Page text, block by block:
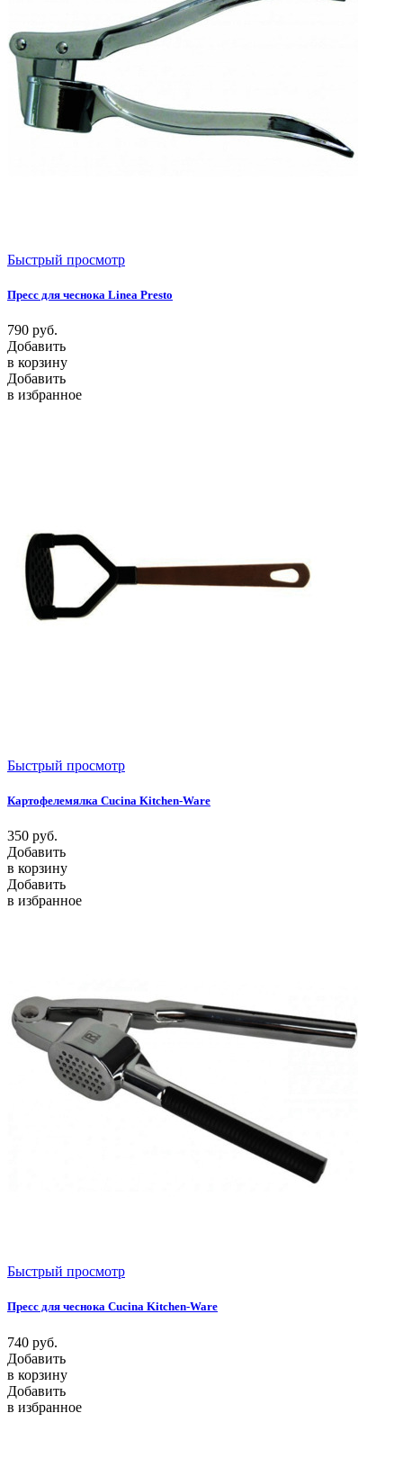
Быстрый просмотр
Пресс для чеснока Linea Presto
790 руб.
Добавить
в корзину
Добавить
в избранное
Быстрый просмотр
Картофелемялка Cucina Kitchen-Ware
350 руб.
Добавить
в корзину
Добавить
в избранное
Быстрый просмотр
Пресс для чеснока Cucina Kitchen-Ware
740 руб.
Добавить
в корзину
Добавить
в избранное